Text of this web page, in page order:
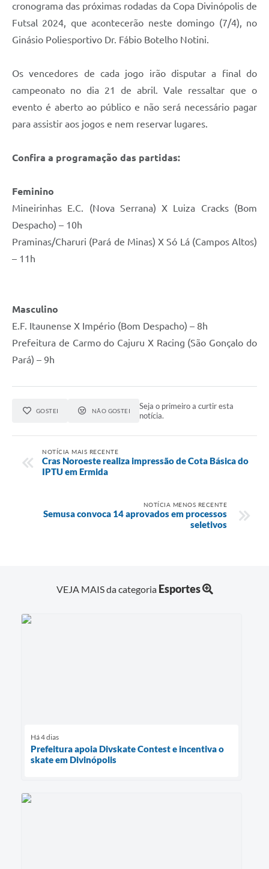
cronograma das próximas rodadas da Copa Divinópolis de
Futsal 2024, que acontecerão neste domingo (7/4), no
Ginásio Poliesportivo Dr. Fábio Botelho Notini.
Os vencedores de cada jogo irão disputar a final do
campeonato no dia 21 de abril. Vale ressaltar que o
evento é aberto ao público e não será necessário pagar
para assistir aos jogos e nem reservar lugares.
Confira a programação das partidas:
Feminino
Mineirinhas E.C. (Nova Serrana) X Luiza Cracks (Bom
Despacho) – 10h
Praminas/Charuri (Pará de Minas) X Só Lá (Campos Altos)
– 11h
Masculino
E.F. Itaunense X Império (Bom Despacho) – 8h
Prefeitura de Carmo do Cajuru X Racing (São Gonçalo do
Pará) – 9h
GOSTEI NÃO GOSTEI
Seja o primeiro a curtir esta
notícia.
NOTÍCIA MAIS RECENTE
Cras Noroeste realiza impressão de Cota Básica do
IPTU em Ermida
NOTÍCIA MENOS RECENTE
Semusa convoca 14 aprovados em processos
seletivos
VEJA MAIS da categoria Esportes
Há 4 dias
Prefeitura apoia Divskate Contest e incentiva o
skate em Divinópolis